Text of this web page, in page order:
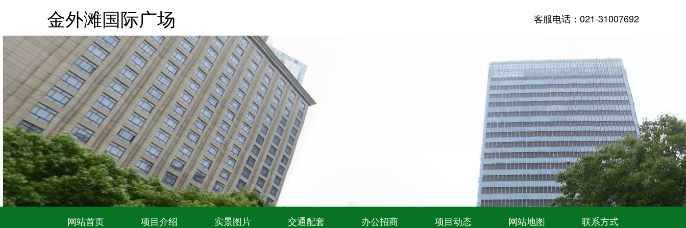
金外滩国际广场 客服电话：021-31007692
网站首页 项目介绍 实景图片 交通配套 办公招商 项目动态 网站地图 联系方式